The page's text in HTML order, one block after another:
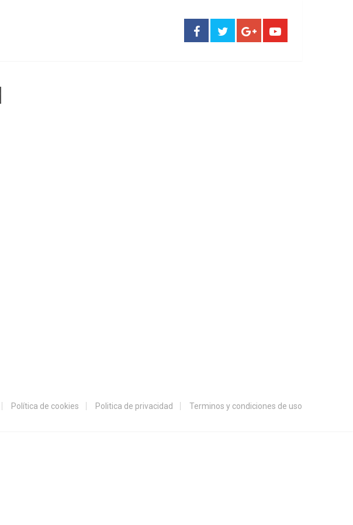
Política de cookies Politica de privacidad Terminos y condiciones de uso